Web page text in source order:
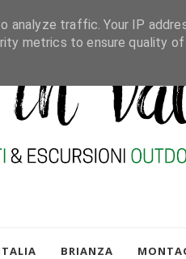
BRIANZA
analyze traffic. Your IP
metrics to ensure quality of